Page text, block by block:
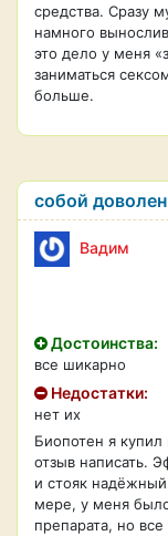
средства. Сразу
намного
это дело у меня
заниматься
больше.
собой
Вадим
Достоинства:
все шикарно
Недостатки:
нет их
Биопотен я
отзыв написать.
и стояк
мере, у меня
препарата, но